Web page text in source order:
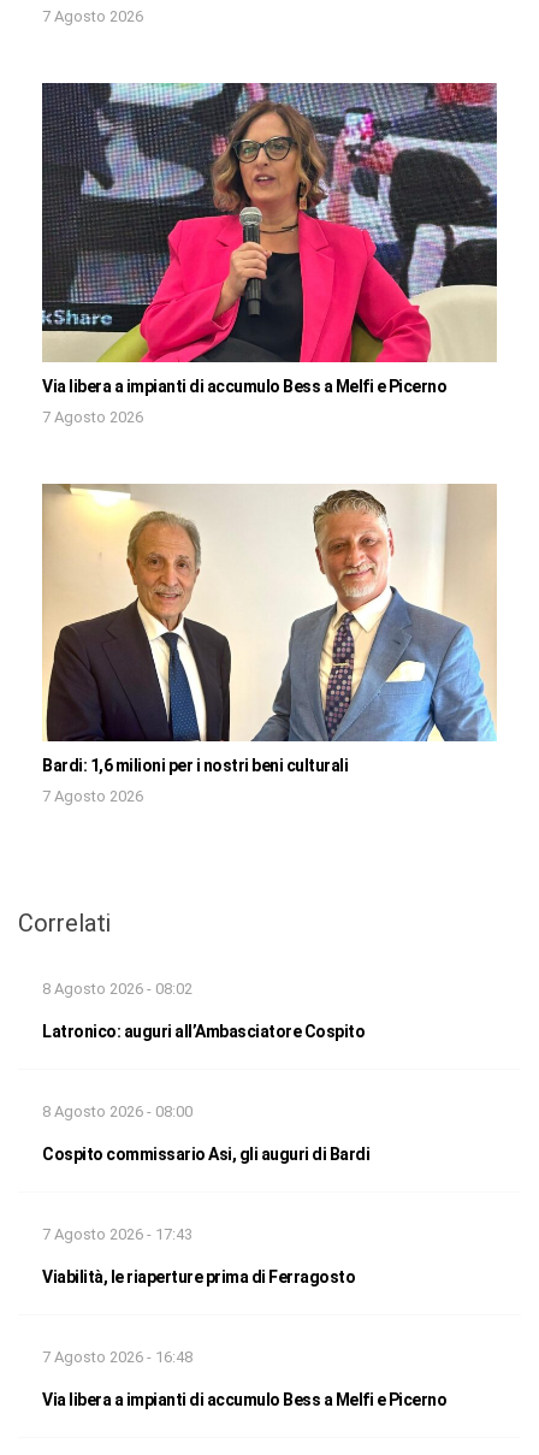
7 Agosto 2026
Via libera a impianti di accumulo Bess a Melfi e Picerno
7 Agosto 2026
Bardi: 1,6 milioni per i nostri beni culturali
7 Agosto 2026
Correlati
8 Agosto 2026 - 08:02
Latronico: auguri all’Ambasciatore Cospito
8 Agosto 2026 - 08:00
Cospito commissario Asi, gli auguri di Bardi
7 Agosto 2026 - 17:43
Viabilità, le riaperture prima di Ferragosto
7 Agosto 2026 - 16:48
Via libera a impianti di accumulo Bess a Melfi e Picerno